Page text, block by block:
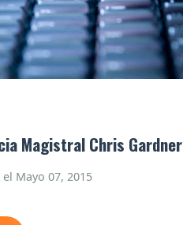
Magistral Chris Gardner
Mayo 07, 2015